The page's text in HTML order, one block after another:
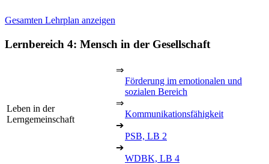
Gesamten Lehrplan anzeigen
Lernbereich 4: Mensch in der Gesellschaft
Leben in der
Lerngemeinschaft
⇒
Förderung im emotionalen und
sozialen Bereich
⇒
Kommunikationsfähigkeit
➔
PSB, LB 2
➔
WDBK, LB 4